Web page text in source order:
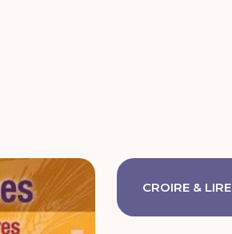
CROIRE & LIRE